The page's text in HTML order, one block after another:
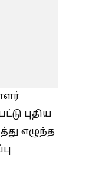
புதிய
எழுந்த